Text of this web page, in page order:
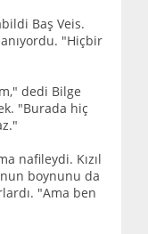
Baş Veis.
"Hiçbir
dedi Bilge
"Burada hiç
nafileydi. Kızıl
boynunu da
"Ama ben